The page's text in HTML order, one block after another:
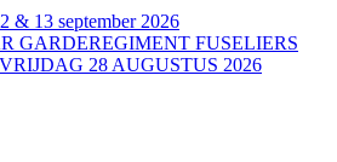
& 13 september 2026
GARDEREGIMENT FUSELIERS
28 AUGUSTUS 2026